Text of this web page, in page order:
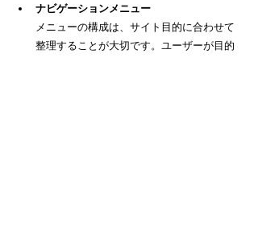
ナビゲーションメニュー
メニューの構成は、サイト目的に合わせて
整理することが大切です。ユーザーが目的